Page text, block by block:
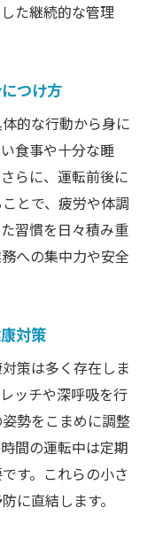
た継続的な管理
つけ方
的な行動から身に
食事や十分な睡
らに、運転前後に
とで、疲労や体調
習慣を日々積み重
への集中力や安全
対策
策は多く存在しま
ッチや深呼吸を行
勢をこまめに調整
間の運転中は定期
す。これらの小さ
に直結します。